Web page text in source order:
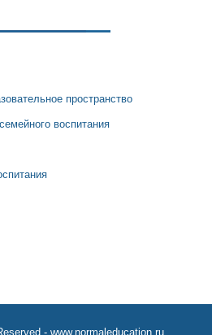
пространство
воспитания
- www.normaleducation.ru